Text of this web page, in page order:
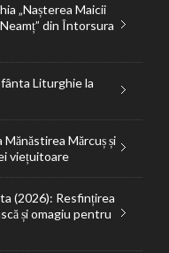
„Nașterea Maicii
din Întorsura
Liturghie la
Mărcuș și
viețuitoare
(2026): Resfințirea
și omagiu pentru